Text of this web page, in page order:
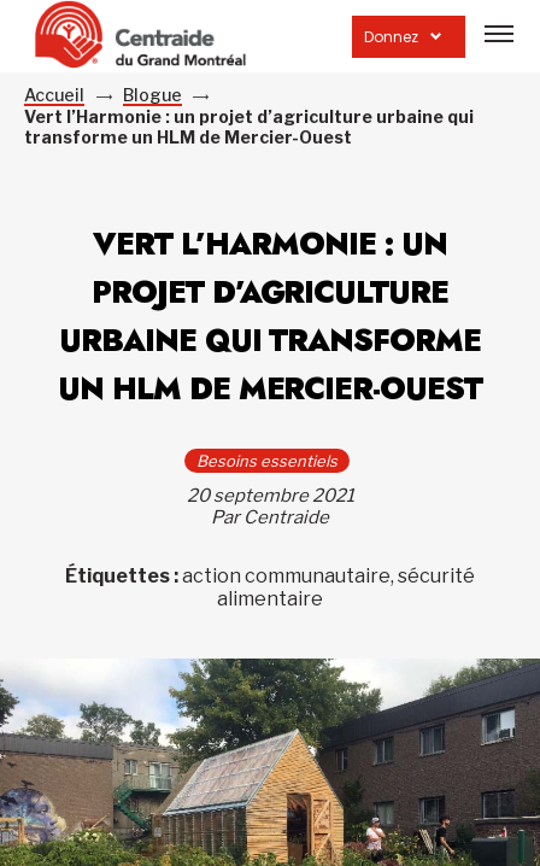
Donnez
la
Accueil
Blogue
Vert l’Harmonie : un projet d’agriculture urbaine qui
transforme un HLM de Mercier-Ouest
VERT L’HARMONIE : UN
PROJET D’AGRICULTURE
URBAINE QUI TRANSFORME
UN HLM DE MERCIER-OUEST
Besoins essentiels
20 septembre 2021
Par Centraide
Étiquettes :action communautaire, sécurité
alimentaire